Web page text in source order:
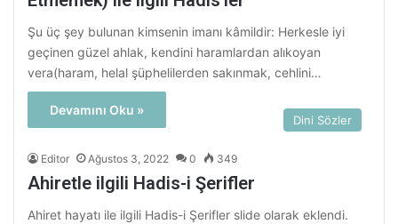
Şu üç şey bulunan kimsenin imanı kâmildir: Herkesle iyi
geçinen güzel ahlak, kendini haramlardan alıkoyan
vera(haram, helal şüphelilerden sakınmak, cehlini…
Devamını Oku »
Dini Sözler
Editor Ağustos 3, 2022 0 349
Ahiretle ilgili Hadis-i Şerifler
Ahiret hayatı ile ilgili Hadis-i Şerifler slide olarak eklendi.